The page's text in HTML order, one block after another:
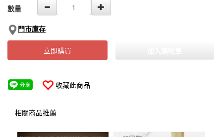
數量
門市庫存
立即購買
收藏此商品
相關商品推薦